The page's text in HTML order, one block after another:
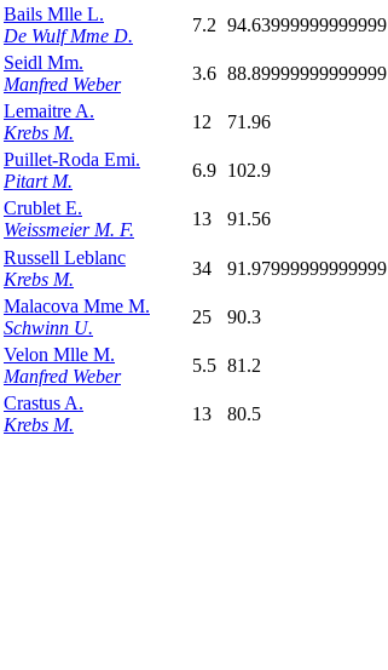
Bails Mlle L.
De Wulf Mme D.
7.2 94.63999999999999
Seidl Mm.
Manfred Weber
3.6 88.89999999999999
Lemaitre A.
Krebs M.
12 71.96
Puillet-Roda Emi.
Pitart M.
6.9 102.9
Crublet E.
Weissmeier M. F.
13 91.56
Russell Leblanc
Krebs M.
34 91.97999999999999
Malacova Mme M.
Schwinn U.
25 90.3
Velon Mlle M.
Manfred Weber
5.5 81.2
Crastus A.
Krebs M.
13 80.5